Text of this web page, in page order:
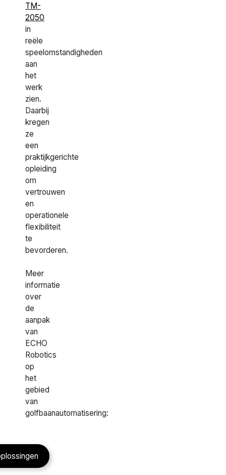
TM-
2050
in
reële
speelomstandigheden
aan
het
werk
zien.
Daarbij
kregen
ze
een
praktijkgerichte
opleiding
om
vertrouwen
en
operationele
flexibiliteit
te
bevorderen.
Meer
informatie
over
de
aanpak
van
ECHO
Robotics
op
het
gebied
van
golfbaanautomatisering: